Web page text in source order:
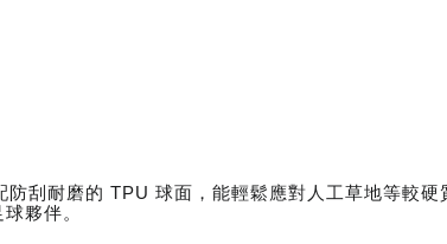
刮耐磨的 TPU 球面，能輕鬆應對人工草地等較硬
夥伴。